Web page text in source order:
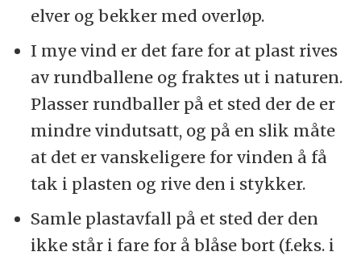
elver og bekker med overløp.
I mye vind er det fare for at plast rives
av rundballene og fraktes ut i naturen.
Plasser rundballer på et sted der de er
mindre vindutsatt, og på en slik måte
at det er vanskeligere for vinden å få
tak i plasten og rive den i stykker.
Samle plastavfall på et sted der den
ikke står i fare for å blåse bort (f.eks. i